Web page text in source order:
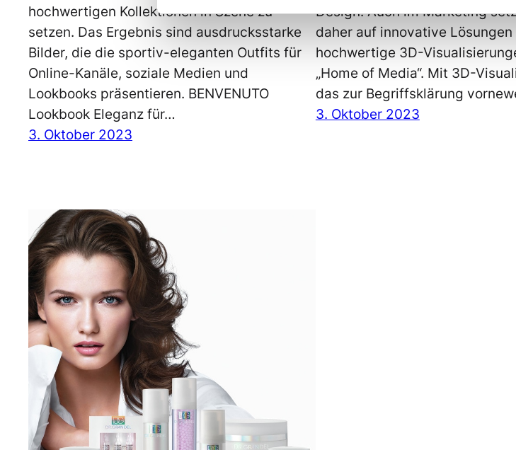
hochwertigen Kollektionen in Szene zu
setzen. Das Ergebnis sind ausdrucksstarke
Bilder, die die sportiv-eleganten Outfits für
Online-Kanäle, soziale Medien und
Lookbooks präsentieren. BENVENUTO
Lookbook Eleganz für…
3. Oktober 2023
Design. Auch im Marketing
daher auf innovative Lösungen
hochwertige 3D-
„Home of Media“. Mit 3D-
das zur Begriffsklärung
3. Oktober 2023